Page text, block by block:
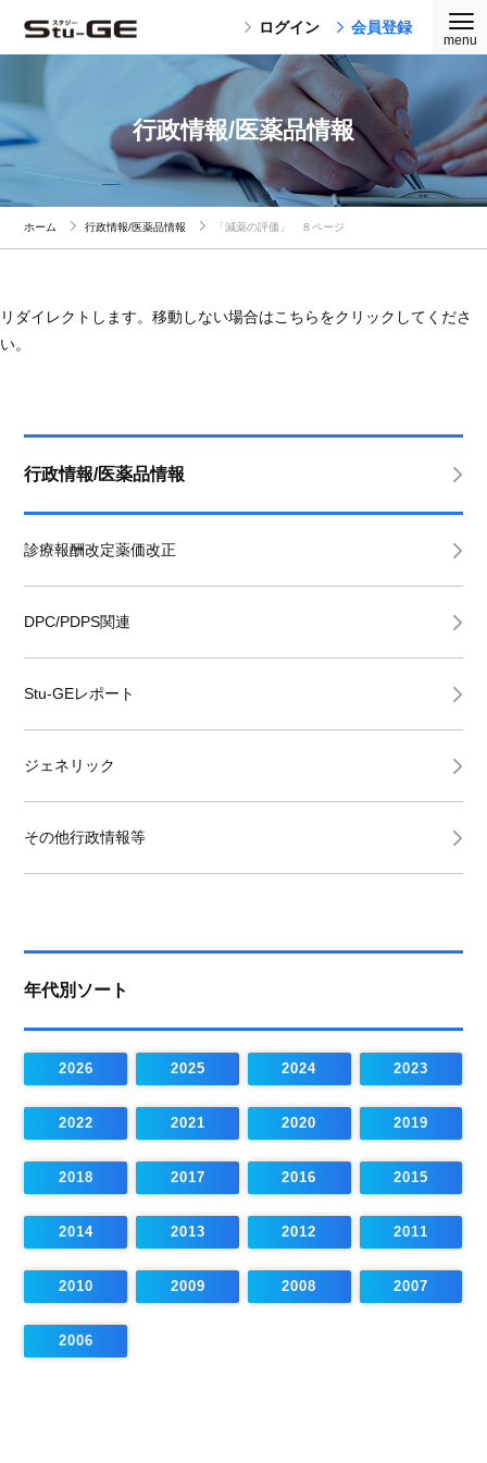
ログイン 会員登録
行政情報/医薬品情報
ホーム 行政情報/医薬品情報 「減薬の評価」 ８ページ
リダイレクトします。移動しない場合はこちらをクリックしてくださ
い。
行政情報/医薬品情報
診療報酬改定薬価改正
DPC/PDPS関連
Stu-GEレポート
ジェネリック
その他行政情報等
年代別ソート
2026 2025 2024 2023
2022 2021 2020 2019
2018 2017 2016 2015
2014 2013 2012 2011
2010 2009 2008 2007
2006